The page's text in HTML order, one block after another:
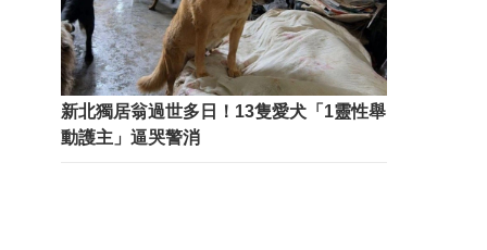
新北獨居翁過世多日！13隻愛犬「1靈性舉
動護主」逼哭警消